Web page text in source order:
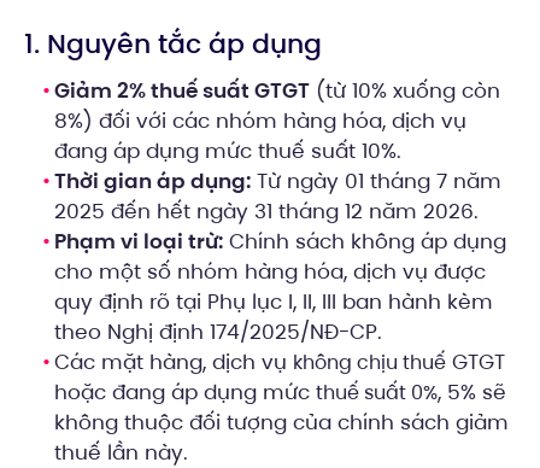
1. Nguyên tắc áp dụng
Giảm 2% thuế suất GTGT (từ 10% xuống còn
8%) đối với các nhóm hàng hóa, dịch vụ
đang áp dụng mức thuế suất 10%.
Thời gian áp dụng: Từ ngày 01 tháng 7 năm
2025 đến hết ngày 31 tháng 12 năm 2026.
Phạm vi loại trừ: Chính sách không áp dụng
cho một số nhóm hàng hóa, dịch vụ được
quy định rõ tại Phụ lục I, II, III ban hành kèm
theo Nghị định 174/2025/NĐ-CP.
Các mặt hàng, dịch vụ không chịu thuế GTGT
hoặc đang áp dụng mức thuế suất 0%, 5% sẽ
không thuộc đối tượng của chính sách giảm
thuế lần này.